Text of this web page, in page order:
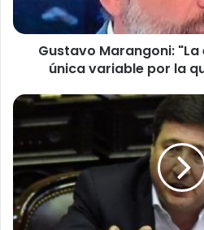
variable
vota
Gustavo Marangoni:
única variable por la
Daniel
Arroyo:
situación
está
tremenda”